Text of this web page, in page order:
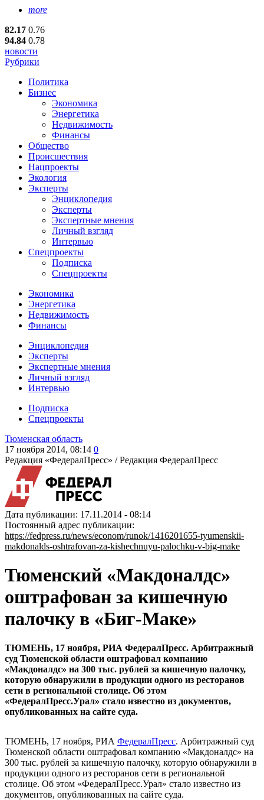
more
82.17 0.76
94.84 0.78
новости
Рубрики
Политика
Бизнес
Экономика
Энергетика
Недвижимость
Финансы
Общество
Происшествия
Нацпроекты
Экология
Эксперты
Энциклопедия
Эксперты
Экспертные мнения
Личный взгляд
Интервью
Спецпроекты
Подписка
Спецпроекты
Экономика
Энергетика
Недвижимость
Финансы
Энциклопедия
Эксперты
Экспертные мнения
Личный взгляд
Интервью
Подписка
Спецпроекты
Тюменская область
17 ноября 2014, 08:14 0
Редакция «ФедералПресс» /Редакция ФедералПресс
Дата публикации: 17.11.2014 - 08:14
Постоянный адрес публикации:
https://fedpress.ru/news/econom/runok/1416201655-tyumenskii-
makdonalds-oshtrafovan-za-kishechnuyu-palochku-v-big-make
Тюменский «Макдоналдс»
оштрафован за кишечную
палочку в «Биг-Маке»
ТЮМЕНЬ, 17 ноября, РИА ФедералПресс. Арбитражный
суд Тюменской области оштрафовал компанию
«Макдоналдс» на 300 тыс. рублей за кишечную палочку,
которую обнаружили в продукции одного из ресторанов
сети в региональной столице. Об этом
«ФедералПресс.Урал» стало известно из документов,
опубликованных на сайте суда.
ТЮМЕНЬ, 17 ноября, РИА ФедералПресс. Арбитражный суд
Тюменской области оштрафовал компанию «Макдоналдс» на
300 тыс. рублей за кишечную палочку, которую обнаружили в
продукции одного из ресторанов сети в региональной
столице. Об этом «ФедералПресс.Урал» стало известно из
документов, опубликованных на сайте суда.